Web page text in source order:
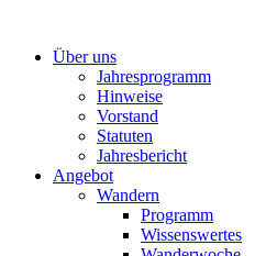
Über uns
Jahresprogramm
Hinweise
Vorstand
Statuten
Jahresbericht
Angebot
Wandern
Programm
Wissenswertes